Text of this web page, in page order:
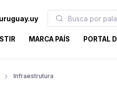
uruguay.uy
MARCA PAÍS PORTAL
Infraestrutura